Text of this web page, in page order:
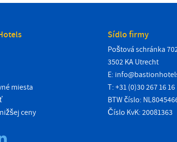
miesta
ceny
Sídlo firmy
Poštová schránka
3502 KA Utrecht
E:
T: +31 (0)30 267 16 16
BTW číslo:
Číslo KvK: 20081363